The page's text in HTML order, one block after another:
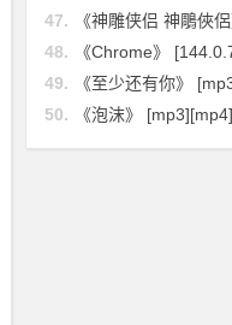
47.
《神雕侠侣 神鵰俠侶
48.
《Chrome》
49.
《至少还有你》
50. 《泡沫》